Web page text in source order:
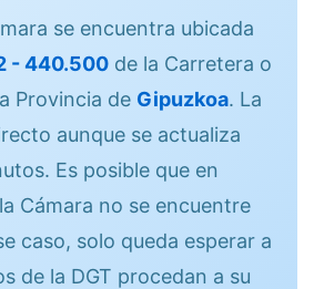
se encuentra ubicada
- 440.500 de la Carretera o
Provincia de Gipuzkoa. La
aunque se actualiza
Es posible que en
Cámara no se encuentre
caso, solo queda esperar a
de la DGT procedan a su